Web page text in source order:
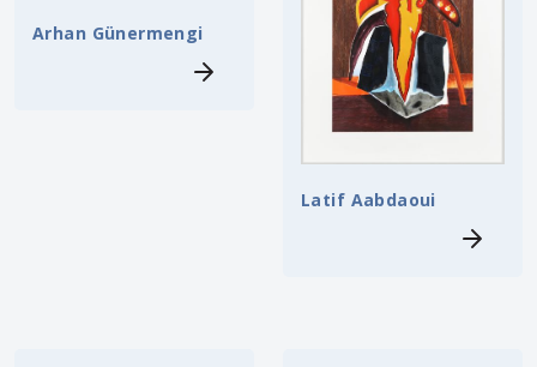
Arhan Günermengi
Latif Aabdaoui